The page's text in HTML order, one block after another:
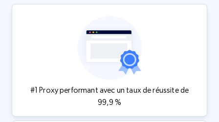
#1 Proxy performant avec un taux de réussite de
99,9 %